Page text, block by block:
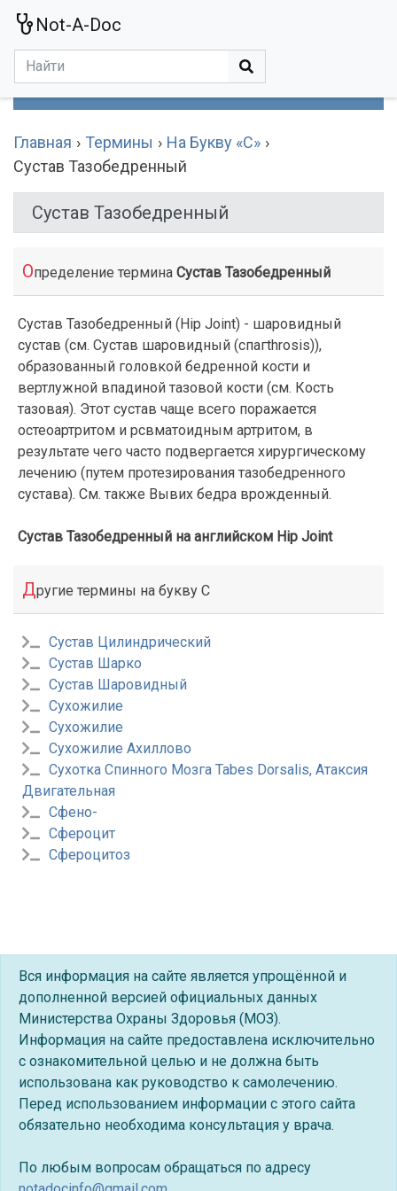
Not-A-Doc
Главная Термины
На Букву «С»
Сустав Тазобедренный
Сустав Тазобедренный
Определение термина Сустав Тазобедренный
Сустав Тазобедренный (Hip Joint) - шаровидный
сустав (см. Сустав шаровидный (спагthrosis)),
образованный головкой бедренной кости и
вертлужной впадиной тазовой кости (см. Кость
тазовая). Этот сустав чаще всего поражается
остеоартритом и рсвматоидным артритом, в
результате чего часто подвергается хирургическому
лечению (путем протезирования тазобедренного
сустава). См. также Вывих бедра врожденный.
Сустав Тазобедренный на английском Hip Joint
Другие термины на букву С
Сустав Цилиндрический
Сустав Шарко
Сустав Шаровидный
Сухожилие
Сухожилие
Сухожилие Ахиллово
Сухотка Спинного Мозга Tabes Dorsalis, Атаксия
Двигательная
Сфено-
Сфероцит
Сфероцитоз
Вся информация на сайте является упрощённой и
дополненной версией официальных данных
Министерства Охраны Здоровья (МОЗ).
Информация на сайте предоставлена исключительно
с ознакомительной целью и не должна быть
использована как руководство к самолечению.
Перед использованием информации с этого сайта
обязательно необходима консультация у врача.
По любым вопросам обращаться по адресу